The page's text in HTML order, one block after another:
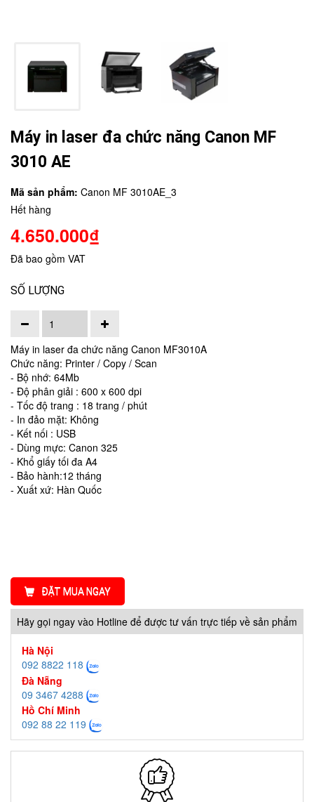
Máy in laser đa chức năng Canon MF
3010 AE
Mã sản phẩm: Canon MF 3010AE_3
Hết hàng
4.650.000₫
Đã bao gồm VAT
SỐ LƯỢNG
Máy in laser đa chức năng Canon MF3010A
Chức năng: Printer / Copy / Scan
- Bộ nhớ: 64Mb
- Độ phân giải : 600 x 600 dpi
- Tốc độ trang : 18 trang / phút
- In đảo mặt: Không
- Kết nối : USB
- Dùng mực: Canon 325
- Khổ giấy tối đa A4
- Bảo hành:12 tháng
- Xuất xứ: Hàn Quốc
ĐẶT MUA NGAY
Hãy gọi ngay vào Hotline để được tư vấn trực tiếp về sản phẩm
Hà Nội
092 8822 118
Đà Nẵng
09 3467 4288
Hồ Chí Minh
092 88 22 119